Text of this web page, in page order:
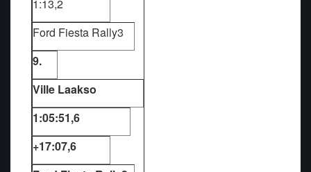
1:13,2
Ford Fiesta Rally3
9.
Ville Laakso
1:05:51,6
+17:07,6